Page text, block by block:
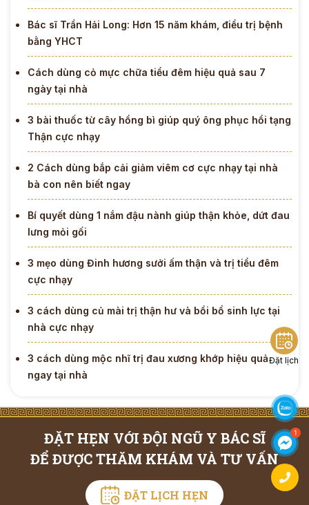
Bác sĩ Trần Hải Long: Hơn 15 năm khám, điều trị bệnh
bằng YHCT
Cách dùng cỏ mực chữa tiểu đêm hiệu quả sau 7
ngày tại nhà
3 bài thuốc từ cây hồng bì giúp quý ông phục hồi tạng
Thận cực nhạy
2 Cách dùng bắp cải giảm viêm cơ cực nhạy tại nhà
bà con nên biết ngay
Bí quyết dùng 1 nắm đậu nành giúp thận khỏe, dứt đau
lưng mỏi gối
3 mẹo dùng Đinh hương sưởi ấm thận và trị tiểu đêm
cực nhạy
3 cách dùng củ mài trị thận hư và bồi bổ sinh lực tại
nhà cực nhạy
3 cách dùng mộc nhĩ trị đau xương khớp hiệu quả
ngay tại nhà
ĐẶT HẸN VỚI ĐỘI NGŨ Y BÁC SĨ
ĐỂ ĐƯỢC THĂM KHÁM VÀ TƯ VẤN
ĐẶT LỊCH HẸN
Đặt lịch